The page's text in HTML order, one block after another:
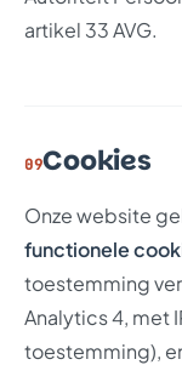
artikel 33 AVG.
09Cookies
Onze website
functionele
toestemming
Analytics 4, met
toestemming),